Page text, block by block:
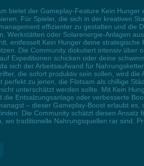
bietet der Gameplay-Feature Kein
Für Spieler, die sich in der kreativen
effizienter zu gestalten und
Werkstätten oder Solarenergie-Anlagen
entfesselt Kein Hunger deine
Die Community diskutiert intensiv
Expeditionen schicken oder deine
sich der Arbeitsaufwand für
die sofort produktiv sein sollen, wird
zu jenen, die Flotsam als chillige
unterschätzt werden sollte. Mit Kein
Entsalzungsanlage oder verbesserte
– dieser Gameplay-Boost erlaubt
Die Community schätzt diesen
wo traditionelle Nahrungsquellen rar sind.